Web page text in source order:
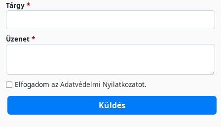
Tárgy
Üzenet
Elfogadom az Adatvédelmi Nyilatkozatot.
Küldés